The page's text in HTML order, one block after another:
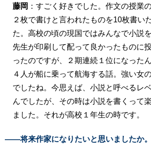
藤岡 ：すごく好きでした。作文の授業
２枚で書けと言われたものを10枚書い
た。高校の頃の現国ではみんなで小説
先生が印刷して配って良かったものに
ったのですが、２期連続１位になった
４人が船に乗って航海する話。強い女
でしたね。今思えば、小説と呼べるレ
んでしたが、その時は小説を書くって
ました。それが高校１年生の時です。
――将来作家になりたいと思いましたか。